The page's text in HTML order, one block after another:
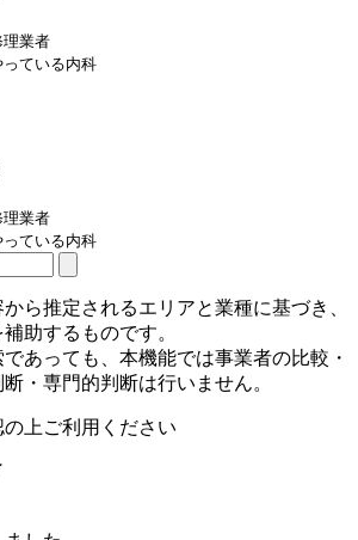
理業者
ている内科
理業者
ている内科
ら推定されるエリアと業種に基づき、
助するものです。
あっても、本機能では事業者の比較・
・専門的判断は行いません。
の上ご利用ください